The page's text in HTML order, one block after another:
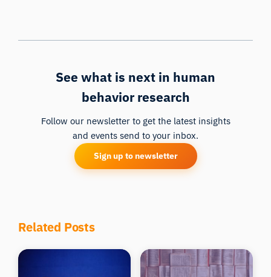
See what is next in human
behavior research
Follow our newsletter to get the latest insights
and events send to your inbox.
Sign up to newsletter
Related Posts
Posez des questions sur les méthodes de
recherche, les produits, les capteurs, les SDK,
les ressources, ou décrivez ce que vous
souhaitez étudier.
POSER UNE QUESTION SUR CET ARTICLE
Comment pourrais-je appliquer cela ?